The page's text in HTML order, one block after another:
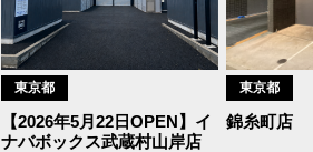
東京都
【2026年5月22日OPEN】イ
ナバボックス武蔵村山岸店
東京都
錦糸町店